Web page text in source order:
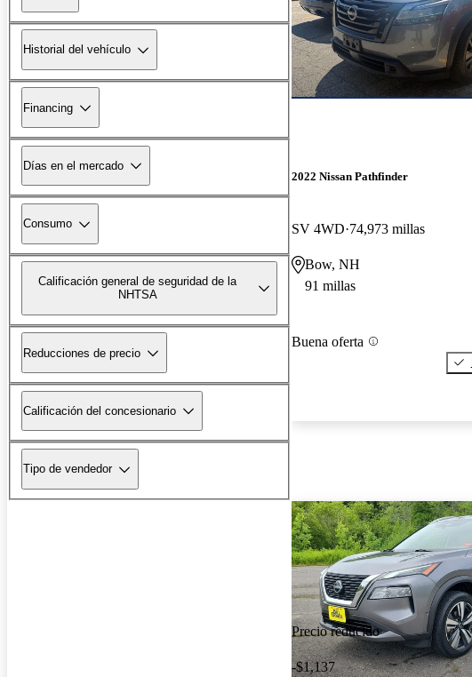
Historial del vehículo
Financing
Días en el mercado
Consumo
Calificación general de seguridad de la
NHTSA
Reducciones de precio
Calificación del concesionario
Tipo de vendedor
2022 Nissan Pathfinder
SV 4WD 74,973 millas
Bow, NH
91 millas
Buena oferta
Precio reducido
-$1,137